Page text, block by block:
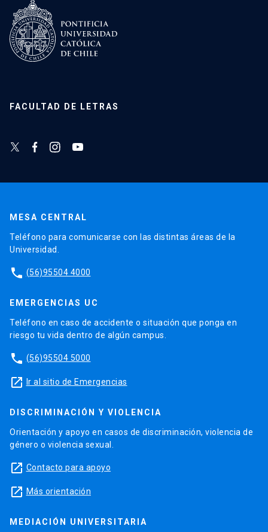
FACULTAD DE LETRAS
MESA CENTRAL
Teléfono para comunicarse con las distintas áreas de la
Universidad.
phone (56)95504 4000
EMERGENCIAS UC
Teléfono en caso de accidente o situación que ponga en
riesgo tu vida dentro de algún campus.
phone (56)95504 5000
launch Ir al sitio de Emergencias
DISCRIMINACIÓN Y VIOLENCIA
Orientación y apoyo en casos de discriminación, violencia de
género o violencia sexual.
launch Contacto para apoyo
launch Más orientación
MEDIACIÓN UNIVERSITARIA